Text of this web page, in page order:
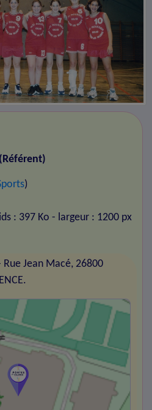
(Référent)
)
: 397 Ko - largeur : 1200 px
Rue Jean Macé, 26800